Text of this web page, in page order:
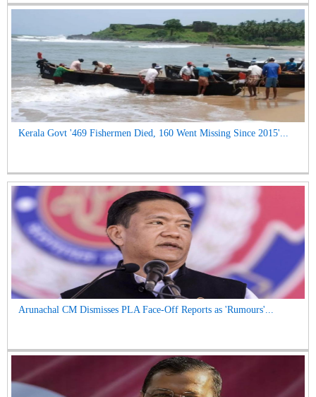
Kerala Govt '469 Fishermen Died, 160 Went Missing Since 2015'...
Arunachal CM Dismisses PLA Face-Off Reports as 'Rumours'...